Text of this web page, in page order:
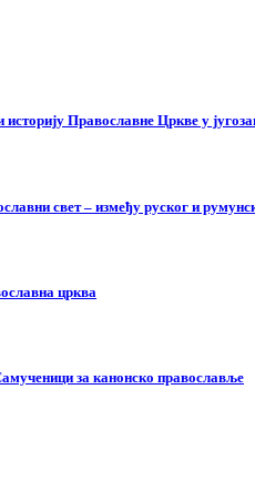
Православне Цркве у
свет – између руског и
црква
за канонско православље